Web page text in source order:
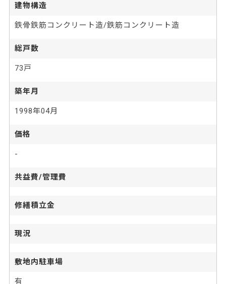
建物構造
鉄骨鉄筋コンクリート造/鉄筋コンクリート造
総戸数
73戸
築年月
1998年04月
価格
-
共益費/管理費
修繕積立金
現況
敷地内駐車場
有